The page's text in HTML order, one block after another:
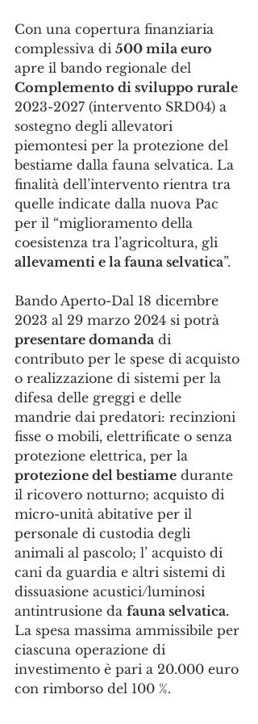
Con una copertura finanziaria
complessiva di 500 mila euro
apre il bando regionale del
Complemento di sviluppo rurale
2023-2027 (intervento SRD04) a
sostegno degli allevatori
piemontesi per la protezione del
bestiame dalla fauna selvatica. La
finalità dell’intervento rientra tra
quelle indicate dalla nuova Pac
per il “miglioramento della
coesistenza tra l’agricoltura, gli
allevamenti e la fauna selvatica”.
Bando Aperto-Dal 18 dicembre
2023 al 29 marzo 2024 si potrà
presentare domanda di
contributo per le spese di acquisto
o realizzazione di sistemi per la
difesa delle greggi e delle
mandrie dai predatori: recinzioni
fisse o mobili, elettrificate o senza
protezione elettrica, per la
protezione del bestiame durante
il ricovero notturno; acquisto di
micro-unità abitative per il
personale di custodia degli
animali al pascolo; l’ acquisto di
cani da guardia e altri sistemi di
dissuasione acustici/luminosi
antintrusione da fauna selvatica.
La spesa massima ammissibile per
ciascuna operazione di
investimento è pari a 20.000 euro
con rimborso del 100 %.